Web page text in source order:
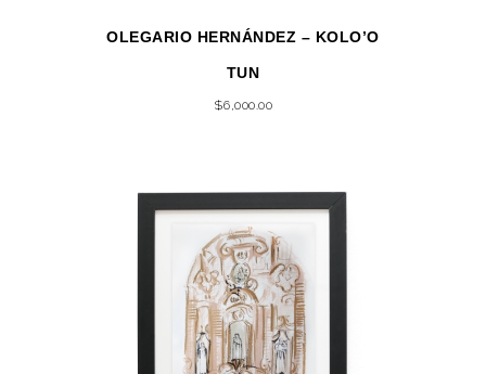
OLEGARIO HERNÁNDEZ – KOLO’O
TUN
$6,000.00